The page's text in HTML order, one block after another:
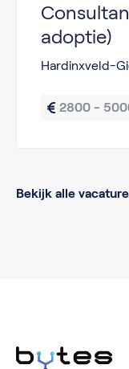
adoptie)
Hardinxveld-
2800 -
Bekijk alle